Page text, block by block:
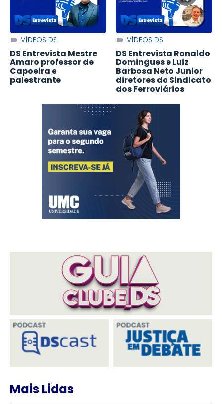
VÍDEOS DS
DS Entrevista Mestre
Amaro professor de
Capoeira e
palestrante
VÍDEOS DS
DS Entrevista Ronaldo
Domingues e Luiz
Barbosa Neto Junior
diretores do Sindicato
dos Ferroviários
Mais Lidas